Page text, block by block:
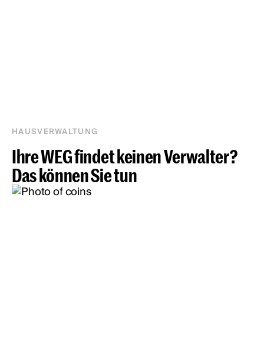
HAUSVERWALTUNG
Ihre WEG findet keinen Verwalter?
Das können Sie tun